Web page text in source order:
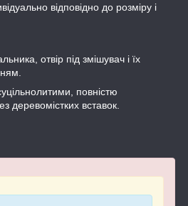
відповідно до розміру і
отвір під змішувач і їх
повністю
деревомістких вставок.